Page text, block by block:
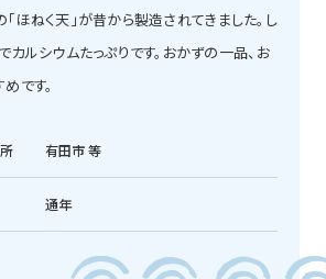
ほねく天」が昔から製造されてきました。し
カルシウムたっぷりです。おかずの一品、お
です。
有田市 等
通年